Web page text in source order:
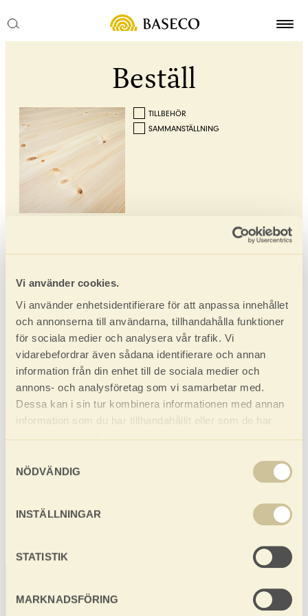
Vi använder cookies.
Vi använder enhetsidentifierare för att anpassa innehållet
och annonserna till användarna, tillhandahålla funktioner
för sociala medier och analysera vår trafik. Vi
vidarebefordrar även sådana identifierare och annan
information från din enhet till de sociala medier och
annons- och analysföretag som vi samarbetar med.
Dessa kan i sin tur kombinera informationen med annan
information som du har tillhandahållit eller som de har
samlat in när du har använt deras tjänster.
NÖDVÄNDIG
INSTÄLLNINGAR
STATISTIK
MARKNADSFÖRING
Beställ
TILLBEHÖR
SAMMANSTÄLLNING
Furu Obehandlat
Här kan du enkelt och smidigt beställa massiva
trägolv. Du hämtar och betalar hos din lokala
återförsäljare. Normal leveranstid är 2-4 veckor.
Observera att vid beställningar under 20 kvm
tillkommer en hanteringsavgift.
ANTAL
DIMENSIONER
KVALITET
TOTALPRIS 0 KR